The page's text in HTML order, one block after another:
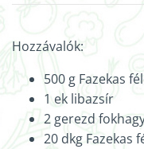
Hozzávalók:
500 g Fazekas
1 ek libazsír
2 gerezd
20 dkg Fazekas